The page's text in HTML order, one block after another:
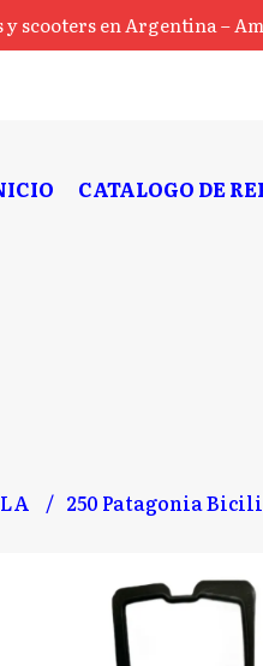
y scooters en Argentina –
CATALOGO DE
250 Patagonia